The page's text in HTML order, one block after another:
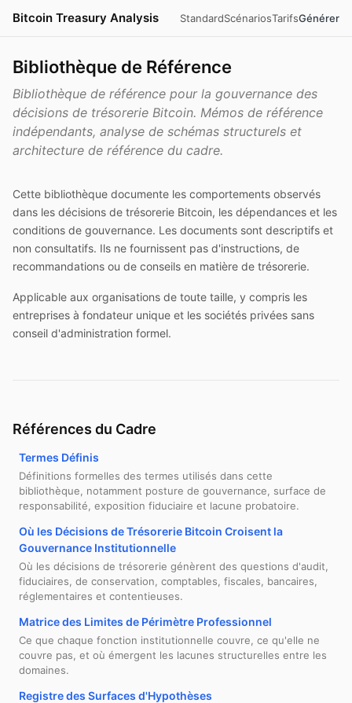
Bitcoin Treasury Analysis StandardScénariosTarifsGénérer
Bibliothèque de Référence
Bibliothèque de référence pour la gouvernance des
décisions de trésorerie Bitcoin. Mémos de référence
indépendants, analyse de schémas structurels et
architecture de référence du cadre.
Cette bibliothèque documente les comportements observés
dans les décisions de trésorerie Bitcoin, les dépendances et les
conditions de gouvernance. Les documents sont descriptifs et
non consultatifs. Ils ne fournissent pas d'instructions, de
recommandations ou de conseils en matière de trésorerie.
Applicable aux organisations de toute taille, y compris les
entreprises à fondateur unique et les sociétés privées sans
conseil d'administration formel.
Références du Cadre
Termes Définis
Définitions formelles des termes utilisés dans cette
bibliothèque, notamment posture de gouvernance, surface de
responsabilité, exposition fiduciaire et lacune probatoire.
Où les Décisions de Trésorerie Bitcoin Croisent la
Gouvernance Institutionnelle
Où les décisions de trésorerie génèrent des questions d'audit,
fiduciaires, de conservation, comptables, fiscales, bancaires,
réglementaires et contentieuses.
Matrice des Limites de Périmètre Professionnel
Ce que chaque fonction institutionnelle couvre, ce qu'elle ne
couvre pas, et où émergent les lacunes structurelles entre les
domaines.
Registre des Surfaces d'Hypothèses